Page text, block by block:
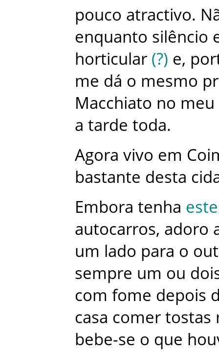
pouco atractivo.
enquanto silêncio
horticular (?) e,
me dá o mesmo
Macchiato no meu
a tarde toda.
Agora vivo em
bastante desta
Embora tenha
autocarros, adoro
um lado para o
sempre um ou
com fome depois
casa comer tostas
bebe-se o que